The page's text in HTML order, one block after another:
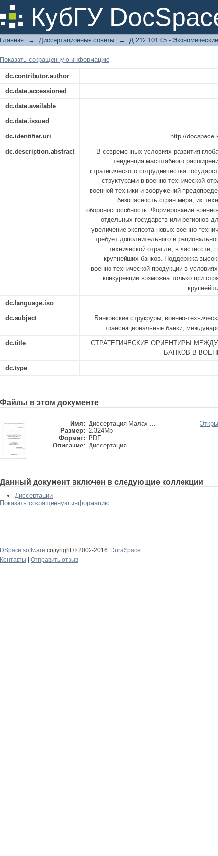
КубГУ
СТРАТЕГИЧЕСКИЕ ОРИЕНТИРЫ
В ВОЕННО-ТЕХНИЧЕСКОЙ ОТРАСЛИ
Главная → Диссертационные советы → Д 212.101.05 -
Показать сокращенную информацию
dc.contributor.author
dc.date.accessioned
dc.date.available
dc.date.issued
dc.identifier.uri http://
dc.description.abstract
В современных условиях развития
тенденция масштабного
стратегического сотрудничества
структурами в военно-технической
военной техники и вооружений
безопасность стран мира, их
обороноспособность. Формирование
отдельных государств или регионов
увеличение экспорта новых военно-
требует дополнительного и
технической отрасли, в частности,
крупнейших банков. Поддержка
военно-технической продукции в
конкуренции возможна только при
dc.language.iso
dc.subject
Банковские струкруры, военно-
транснациональные банки,
dc.title
СТРАТЕГИЧЕСКИЕ ОРИЕНТИРЫ
БАНКОВ В
dc.type
Файлы в этом документе
Имя: Диссертация Малах ...
Размер: 2.324Mb
Формат:
PDF
Описание: Диссертация
Данный документ включен в следующие коллекции
Диссертации
Показать сокращенную информацию
DSpace software copyright © 2002-2016
DuraSpace
Контакты
Отправить отзыв